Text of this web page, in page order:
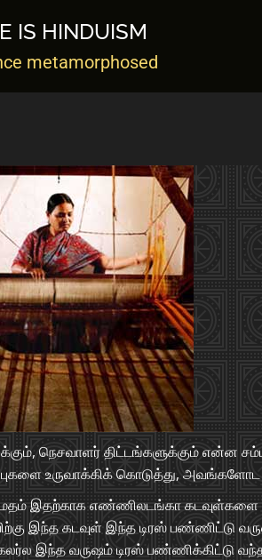
IS HINDUISM
metamorphosed
நெசவாளர் திட்டங்களுக்கும் என்ன
உருவாக்கிக் கொடுத்து, அவங்களோட
இதற்காக எண்ணிலடங்கா கடவுள்களை
இந்த கடவுள் இந்த டிரஸ் பண்ணிட்டு
இந்த வருஷம் டிரஸ் பண்ணிக்கிட்டு